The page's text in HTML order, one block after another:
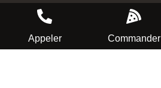
Appeler Commander